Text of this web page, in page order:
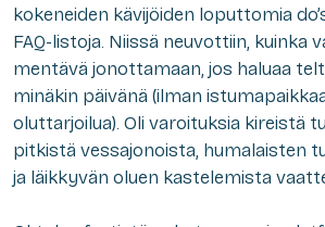
kokeneiden kävijöiden loputtomia
FAQ-listoja. Niissä neuvottiin, kuinka
mentävä jonottamaan, jos haluaa
minäkin päivänä (ilman
oluttarjoilua). Oli varoituksia kireistä
pitkistä vessajonoista, humalaisten
ja läikkyvän oluen kastelemista